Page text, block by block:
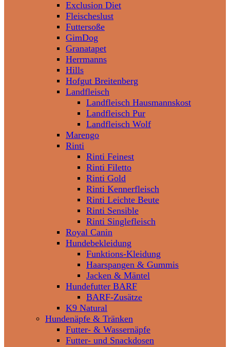
Exclusion Diet
Fleischeslust
Futtersoße
GimDog
Granatapet
Herrmanns
Hills
Hofgut Breitenberg
Landfleisch
Landfleisch Hausmannskost
Landfleisch Pur
Landfleisch Wolf
Marengo
Rinti
Rinti Feinest
Rinti Filetto
Rinti Gold
Rinti Kennerfleisch
Rinti Leichte Beute
Rinti Sensible
Rinti Singlefleisch
Royal Canin
Hundebekleidung
Funktions-Kleidung
Haarspangen & Gummis
Jacken & Mäntel
Hundefutter BARF
BARF-Zusätze
K9 Natural
Hundenäpfe & Tränken
Futter- & Wassernäpfe
Futter- und Snackdosen